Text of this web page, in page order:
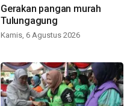
Gerakan pangan murah
Tulungagung
Kamis, 6 Agustus 2026